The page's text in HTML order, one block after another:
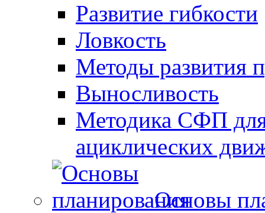
Развитие гибкости
Ловкость
Методы развития
Выносливость
Методика СФП для
ациклических
Основы